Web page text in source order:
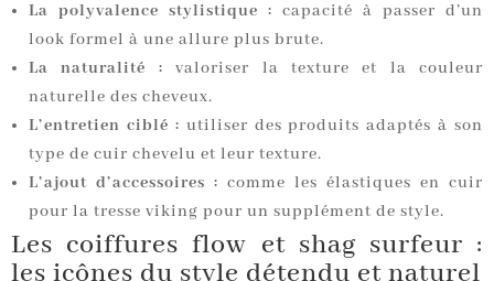
La polyvalence stylistique : capacité à passer d’un
look formel à une allure plus brute.
La naturalité : valoriser la texture et la couleur
naturelle des cheveux.
L’entretien ciblé : utiliser des produits adaptés à son
type de cuir chevelu et leur texture.
L’ajout d’accessoires : comme les élastiques en cuir
pour la tresse viking pour un supplément de style.
Les coiffures flow et shag surfeur :